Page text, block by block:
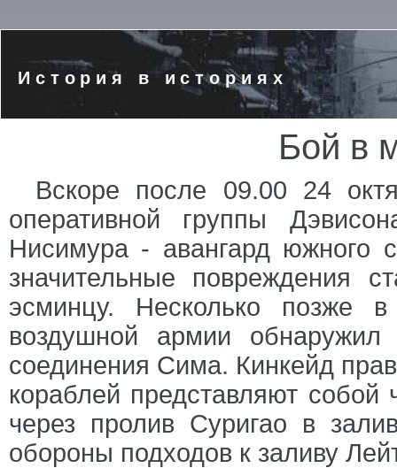
История в историях
Бой в
Вскоре после 09.00 24
оперативной группы
Нисимура - авангард южного
значительные повреждения
эсминцу. Несколько позже
воздушной армии
соединения Сима. Кинкейд
кораблей представляют собой
через пролив Суригао в
обороны подходов к заливу